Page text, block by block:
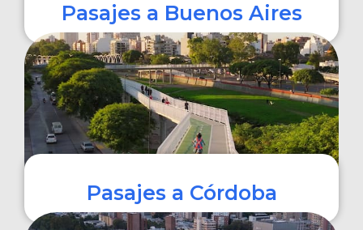
Pasajes a Buenos Aires
COMPRAR
Pasajes a Córdoba